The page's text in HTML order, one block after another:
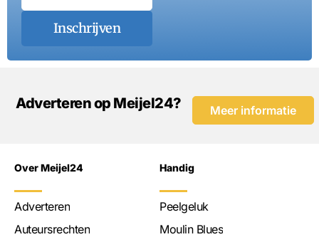
Inschrijven
Adverteren op Meijel24? Meer informatie
Over Meijel24
Adverteren
Auteursrechten
Handig
Peelgeluk
Moulin Blues